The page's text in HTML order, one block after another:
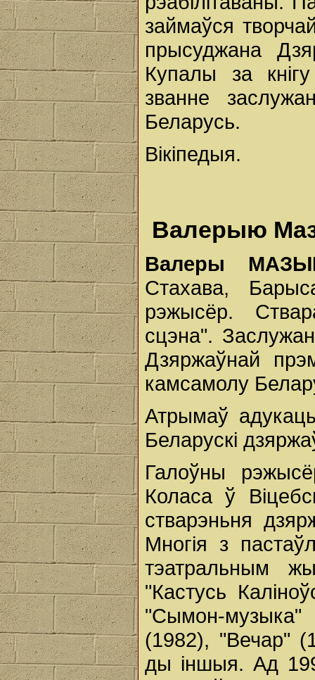
займаўся
прысуджана
Купалы за
званне
Беларусь.
Вікіпедыя.
Валерыю
Валеры
Стахава,
рэжысёр.
сцэна".
Дзяржаўнай
камсамолу
Атрымаў
Беларускі
Галоўны
Коласа ў
стварэньня
Многія з
тэатральным
"Кастусь
"Сымон-музыка"
(1982), "Вечар"
ды іншыя. Ад